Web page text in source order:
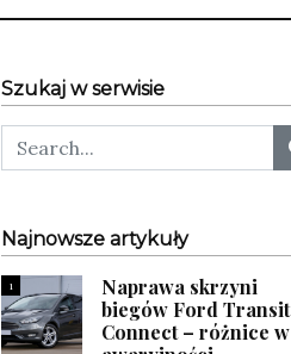
Szukaj w serwisie
Najnowsze artykuły
1
Naprawa skrzyni
biegów Ford Transit
Connect – różnice w